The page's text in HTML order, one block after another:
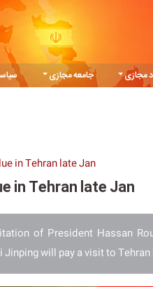
مجازی جامعه مجازی
in Tehran late Jan.
in Tehran late Jan.
of President Hassan
Jinping will pay a visit to Tehran